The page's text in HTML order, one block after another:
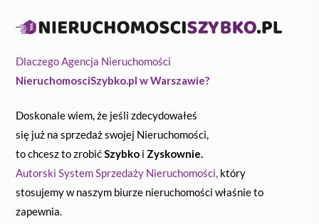
Dlaczego Agencja Nieruchomości
NieruchomosciSzybko.pl w Warszawie?
Doskonale wiem, że jeśli zdecydowałeś
się już na sprzedaż swojej Nieruchomości,
to chcesz to zrobićSzybko i Zyskownie.
Autorski System Sprzedaży Nieruchomości, który
stosujemy w naszym biurze nieruchomości właśnie to
zapewnia.